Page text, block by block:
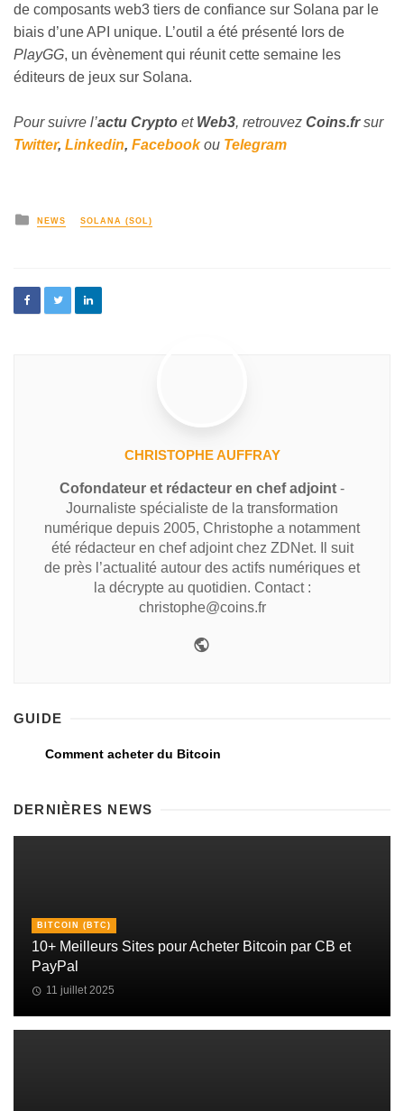
de composants web3 tiers de confiance sur Solana par le
biais d’une API unique. L’outil a été présenté lors de
PlayGG, un évènement qui réunit cette semaine les
éditeurs de jeux sur Solana.
Pour suivre l’actu Crypto et Web3, retrouvez Coins.frsur
Twitter, Linkedin, Facebookou Telegram
NEWS SOLANA (SOL)
CHRISTOPHE AUFFRAY
Cofondateur et rédacteur en chef adjoint -
Journaliste spécialiste de la transformation
numérique depuis 2005, Christophe a notamment
été rédacteur en chef adjoint chez ZDNet. Il suit
de près l’actualité autour des actifs numériques et
la décrypte au quotidien. Contact :
christophe@coins.fr
GUIDE
Comment acheter du Bitcoin
DERNIÈRES NEWS
BITCOIN (BTC)
10+ Meilleurs Sites pour Acheter Bitcoin par CB et
PayPal
11 juillet 2025